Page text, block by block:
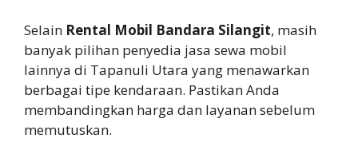
Selain Rental Mobil Bandara Silangit, masih
banyak pilihan penyedia jasa sewa mobil
lainnya di Tapanuli Utara yang menawarkan
berbagai tipe kendaraan. Pastikan Anda
membandingkan harga dan layanan sebelum
memutuskan.